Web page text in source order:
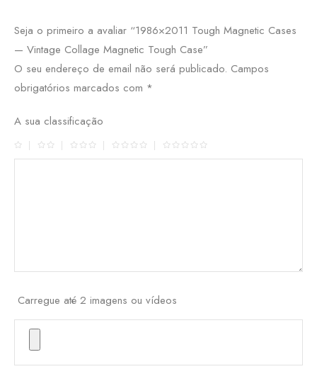
Seja o primeiro a avaliar “1986×2011 Tough Magnetic Cases
— Vintage Collage Magnetic Tough Case”
O seu endereço de email não será publicado. Campos
obrigatórios marcados com *
A sua classificação
Carregue até 2 imagens ou vídeos